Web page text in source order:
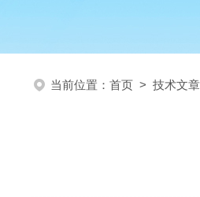
当前位置： 首页 > 技术文章